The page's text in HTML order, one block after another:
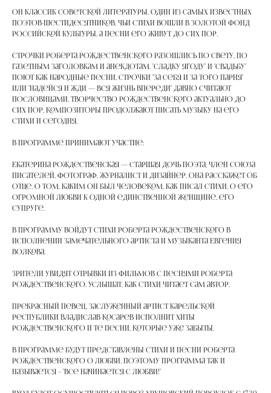
Он классик советской литературы, один из самых известных
поэтов-шестидесятников, чьи стихи вошли в золотой фонд
российской культуры, а песни его живут до сих пор.
Cтрочки Роберта Рождественского разошлись по свету, по
газетным заголовкам и анекдотам. "Сладку ягоду" и "Свадьбу"
поют как народные песни, строчки "за себя и за того парня"
или "надейся и жди — вся жизнь впереди" давно считают
пословицами. Творчество Рождественского актуально до
сих пор, композиторы продолжают писать музыку на его
стихи и сегодня.
В программе принимают участие:
Екатерина Рождественская — старшая дочь поэта, член Союза
писателей, фотограф, журналист и дизайнер. Она расскажет об
отце, о том, каким он был человеком, как писал стихи, о его
огромной любви к одной единственной женщине, его
супруге.
В программу войдут стихи Роберта Рождественского в
исполнении замечательного артиста и музыканта Евгения
Волкова.
Зрители увидят отрывки из фильмов с песнями Роберта
Рождественского, услышат, как стихи читает сам автор.
Прекрасный певец, заслуженный артист Карельской
республики Владислав Косарев исполнит хиты
Рождественского и те песни, которые уже забыты.
В программе будут представлены стихи и песни Роберта
Рождественского о любви. Поэтому программа так и
называется – "Все начинается с любви!"